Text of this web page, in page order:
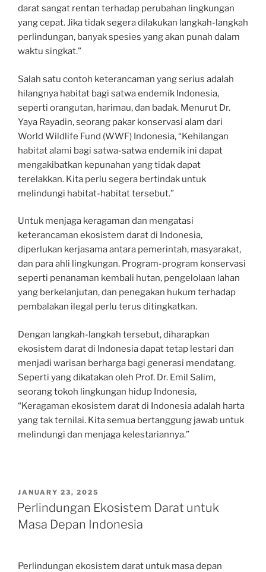
darat sangat rentan terhadap perubahan lingkungan
yang cepat. Jika tidak segera dilakukan langkah-langkah
perlindungan, banyak spesies yang akan punah dalam
waktu singkat.”
Salah satu contoh keterancaman yang serius adalah
hilangnya habitat bagi satwa endemik Indonesia,
seperti orangutan, harimau, dan badak. Menurut Dr.
Yaya Rayadin, seorang pakar konservasi alam dari
World Wildlife Fund (WWF) Indonesia, “Kehilangan
habitat alami bagi satwa-satwa endemik ini dapat
mengakibatkan kepunahan yang tidak dapat
terelakkan. Kita perlu segera bertindak untuk
melindungi habitat-habitat tersebut.”
Untuk menjaga keragaman dan mengatasi
keterancaman ekosistem darat di Indonesia,
diperlukan kerjasama antara pemerintah, masyarakat,
dan para ahli lingkungan. Program-program konservasi
seperti penanaman kembali hutan, pengelolaan lahan
yang berkelanjutan, dan penegakan hukum terhadap
pembalakan ilegal perlu terus ditingkatkan.
Dengan langkah-langkah tersebut, diharapkan
ekosistem darat di Indonesia dapat tetap lestari dan
menjadi warisan berharga bagi generasi mendatang.
Seperti yang dikatakan oleh Prof. Dr. Emil Salim,
seorang tokoh lingkungan hidup Indonesia,
“Keragaman ekosistem darat di Indonesia adalah harta
yang tak ternilai. Kita semua bertanggung jawab untuk
melindungi dan menjaga kelestariannya.”
POSTED
ON
JANUARY 23, 2025
Perlindungan Ekosistem Darat untuk
Masa Depan Indonesia
Perlindungan ekosistem darat untuk masa depan